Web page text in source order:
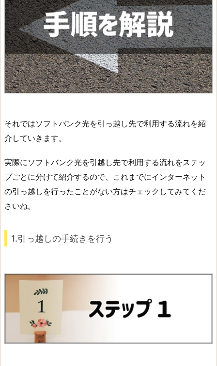
それではソフトバンク光を引っ越し先で利用する流れを紹
介していきます。
実際にソフトバンク光を引越し先で利用する流れをステッ
プごとに分けて紹介するので、これまでにインターネット
の引っ越しを行ったことがない方はチェックしてみてくだ
さいね。
1.引っ越しの手続きを行う